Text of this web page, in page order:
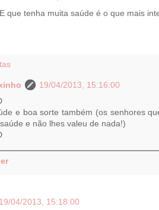
que tenha muita saúde é o que mais
19/04/2013, 15:16:00
e boa sorte também (os senhores
e não lhes valeu de nada!)
19/04/2013, 15:18:00